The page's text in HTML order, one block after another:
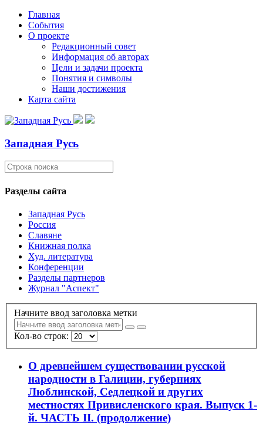
Главная
События
О проекте
Редакционный совет
Информация об авторах
Цели и задачи проекта
Понятия и символы
Наши достижения
Карта сайта
Западная Русь
Разделы сайта
Западная Русь
Россия
Славяне
Книжная полка
Худ. литература
Конференции
Разделы партнеров
Журнал "Аспект"
Начните ввод заголовка метки
Кол-во строк:
О древнейшем существовании русской
народности в Галиции, губерниях
Люблинской, Седлецкой и других
местностях Привисленского края. Выпуск 1-
й. ЧАСТЬ II. (продолжение)